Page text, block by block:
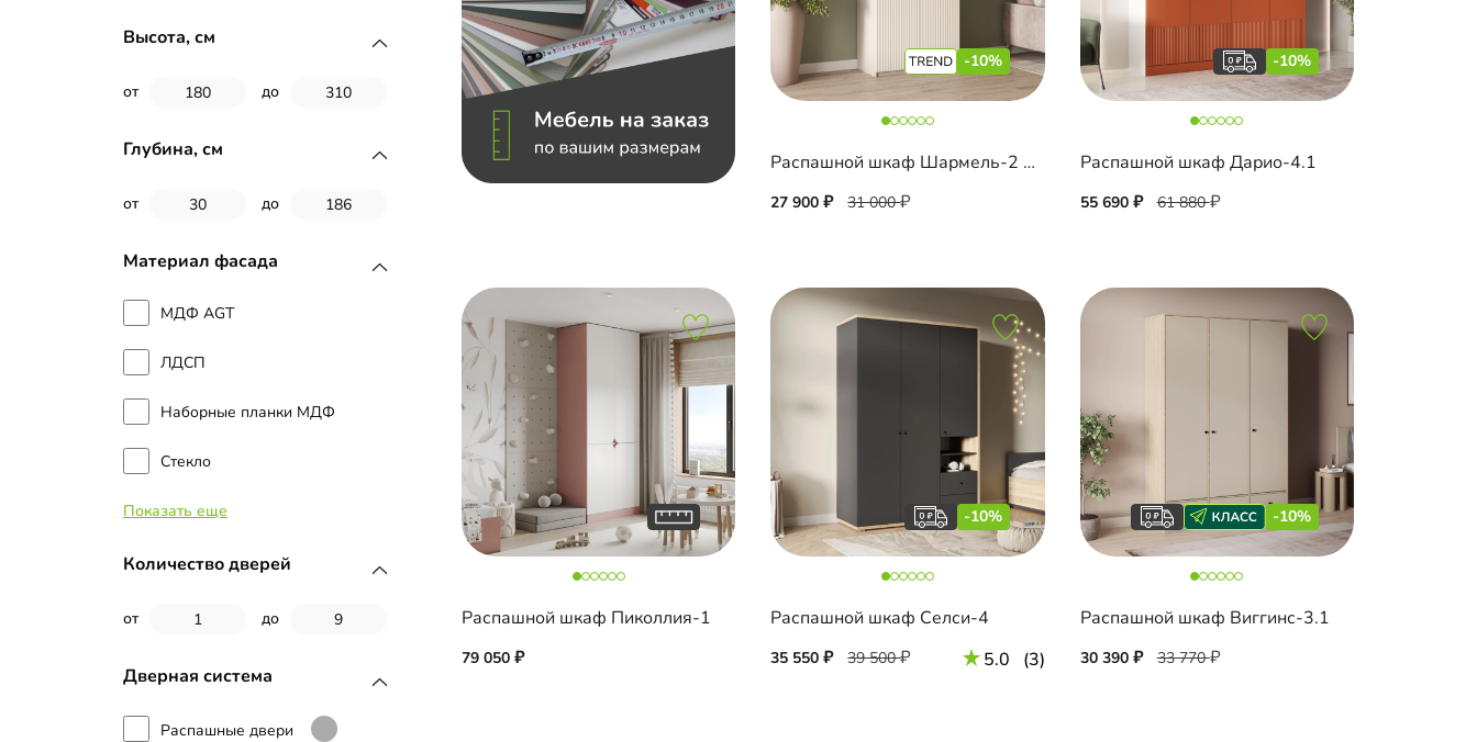
Высота, см
от до
Глубина, см
от до
Материал фасада
МДФ AGT
ЛДСП
Наборные планки МДФ
Стекло
МДФ с пленкой ПВХ
МДФ с эмалью
Планки МДФ
Показать еще
Количество дверей
от до
Дверная система
Распашные двери
-10%
Распашной шкаф Шармель-2 Лайф
27 900 31 000
-10%
Распашной шкаф Дарио-4.1
55 690 61 880
Распашной шкаф Пиколлия-1
79 050
-10%
Распашной шкаф Селси-4
35 550 39 500 5.0 (3)
-10%
Распашной шкаф Виггинс-3.1
30 390 33 770